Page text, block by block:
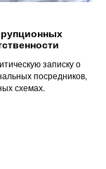
записку о
посредников,
схемах.